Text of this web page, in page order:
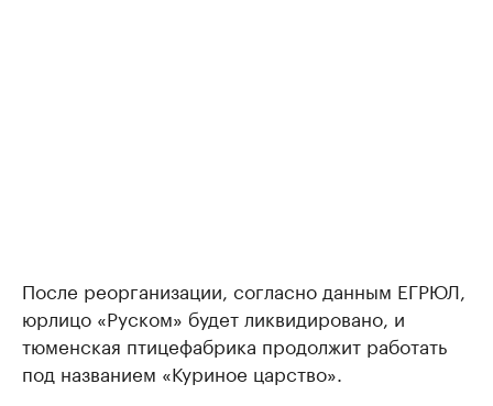
После реорганизации, согласно данным ЕГРЮЛ,
юрлицо «Руском» будет ликвидировано, и
тюменская птицефабрика продолжит работать
под названием «Куриное царство».